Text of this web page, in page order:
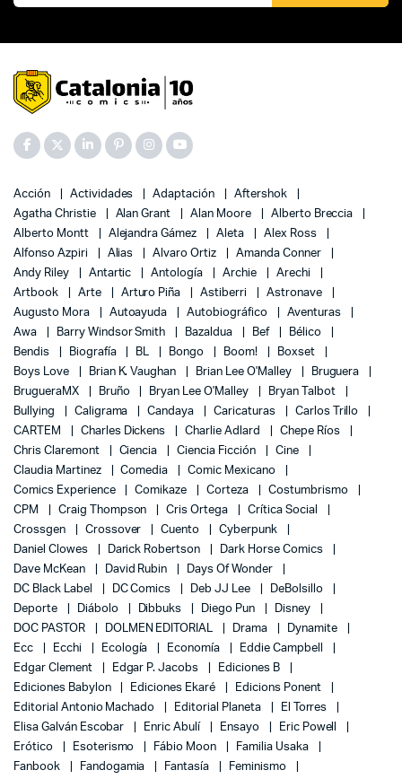
Acción Actividades Adaptación
Aftershok
Agatha Christie
Alan Grant Alan Moore
Alberto Breccia
Alberto Montt
Alejandra Gámez Aleta
Alex Ross
Alfonso Azpiri
Alias Alvaro Ortiz
Amanda Conner
Andy Riley
Antartic Antología Archie
Arechi
Artbook
Arte Arturo Piña Astiberri
Astronave
Augusto Mora
Autoayuda Autobiográfico
Aventuras
Awa
Barry Windsor Smith Bazaldua Bef
Bélico
Bendis
Biografía BL Bongo Boom!
Boxset
Boys Love
Brian K. Vaughan Brian Lee O'Malley
Bruguera
BrugueraMX
Bruño Bryan Lee O'Malley
Bryan Talbot
Bullying
Caligrama Candaya Caricaturas
Carlos Trillo
CARTEM
Charles Dickens Charlie Adlard
Chepe Ríos
Chris Claremont
Ciencia Ciencia Ficción
Cine
Claudia Martinez
Comedia
Comic Mexicano
Comics Experience
Comikaze Corteza
Costumbrismo
CPM
Craig Thompson Cris Ortega
Crítica Social
Crossgen
Crossover Cuento
Cyberpunk
Daniel Clowes
Darick Robertson
Dark Horse Comics
Dave McKean
David Rubin
Days Of Wonder
DC Black Label
DC Comics Deb JJ Lee
DeBolsillo
Deporte
Diábolo Dibbuks Diego Pun
Disney
DOC PASTOR
DOLMEN EDITORIAL Drama
Dynamite
Ecc
Ecchi Ecología Economía
Eddie Campbell
Edgar Clement
Edgar P. Jacobs
Ediciones B
Ediciones Babylon
Ediciones Ekaré
Edicions Ponent
Editorial Antonio Machado
Editorial Planeta
El Torres
Elisa Galván Escobar
Enric Abulí Ensayo
Eric Powell
Erótico
Esoterismo Fábio Moon
Familia Usaka
Fanbook
Fandogamia Fantasía
Feminismo